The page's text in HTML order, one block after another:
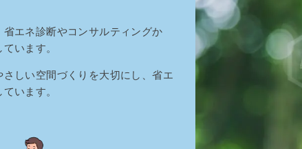
省エネ診断やコンサルティングか
います。
しい空間づくりを大切にし、省エ
います。